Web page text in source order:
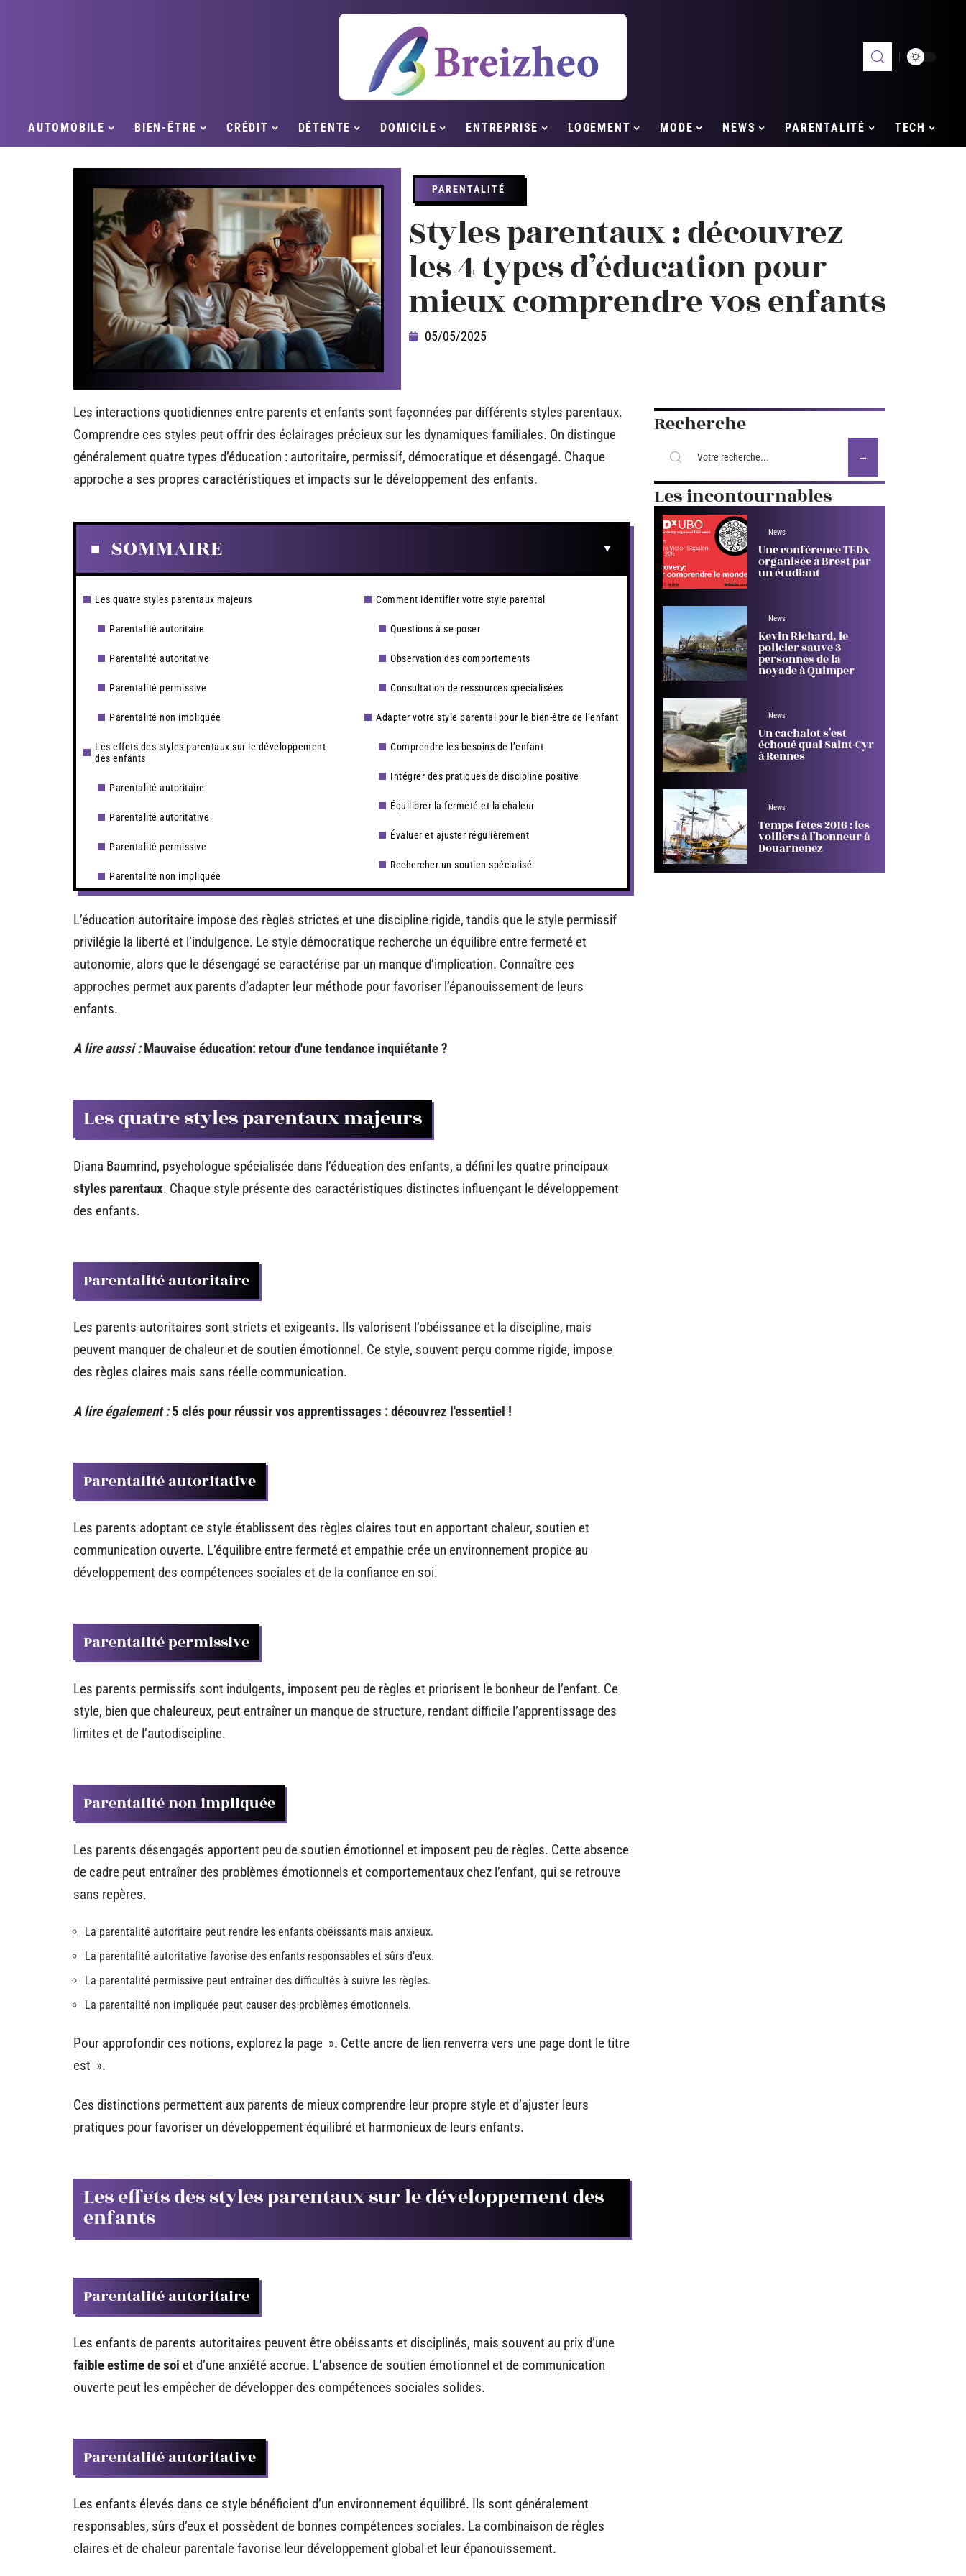
AUTOMOBILE BIEN-ÊTRE CRÉDIT DÉTENTE DOMICILE ENTREPRISE LOGEMENT MODE NEWS PARENTALITÉ TECH
PARENTALITÉ
Styles parentaux : découvrez
les 4 types d’éducation pour
mieux comprendre vos enfants
05/05/2025
Les interactions quotidiennes entre parents et enfants sont façonnées par différents styles parentaux.
Comprendre ces styles peut offrir des éclairages précieux sur les dynamiques familiales. On distingue
généralement quatre types d’éducation : autoritaire, permissif, démocratique et désengagé. Chaque
approche a ses propres caractéristiques et impacts sur le développement des enfants.
SOMMAIRE
Les quatre styles parentaux majeurs
Parentalité autoritaire
Parentalité autoritative
Parentalité permissive
Parentalité non impliquée
Les effets des styles parentaux sur le développement
des enfants
Parentalité autoritaire
Parentalité autoritative
Parentalité permissive
Parentalité non impliquée
Comment identifier votre style parental
Questions à se poser
Observation des comportements
Consultation de ressources spécialisées
Adapter votre style parental pour le bien-être de l’enfant
Comprendre les besoins de l’enfant
Intégrer des pratiques de discipline positive
Équilibrer la fermeté et la chaleur
Évaluer et ajuster régulièrement
Rechercher un soutien spécialisé
L’éducation autoritaire impose des règles strictes et une discipline rigide, tandis que le style permissif
privilégie la liberté et l’indulgence. Le style démocratique recherche un équilibre entre fermeté et
autonomie, alors que le désengagé se caractérise par un manque d’implication. Connaître ces
approches permet aux parents d’adapter leur méthode pour favoriser l’épanouissement de leurs
enfants.
A lire aussi : Mauvaise éducation: retour d'une tendance inquiétante ?
Les quatre styles parentaux majeurs
Diana Baumrind, psychologue spécialisée dans l’éducation des enfants, a défini les quatre principaux
styles parentaux. Chaque style présente des caractéristiques distinctes influençant le développement
des enfants.
Parentalité autoritaire
Les parents autoritaires sont stricts et exigeants. Ils valorisent l’obéissance et la discipline, mais
peuvent manquer de chaleur et de soutien émotionnel. Ce style, souvent perçu comme rigide, impose
des règles claires mais sans réelle communication.
A lire également : 5 clés pour réussir vos apprentissages : découvrez l'essentiel !
Parentalité autoritative
Les parents adoptant ce style établissent des règles claires tout en apportant chaleur, soutien et
communication ouverte. L’équilibre entre fermeté et empathie crée un environnement propice au
développement des compétences sociales et de la confiance en soi.
Parentalité permissive
Les parents permissifs sont indulgents, imposent peu de règles et priorisent le bonheur de l’enfant. Ce
style, bien que chaleureux, peut entraîner un manque de structure, rendant difficile l’apprentissage des
limites et de l’autodiscipline.
Parentalité non impliquée
Les parents désengagés apportent peu de soutien émotionnel et imposent peu de règles. Cette absence
de cadre peut entraîner des problèmes émotionnels et comportementaux chez l’enfant, qui se retrouve
sans repères.
La parentalité autoritaire peut rendre les enfants obéissants mais anxieux.
La parentalité autoritative favorise des enfants responsables et sûrs d’eux.
La parentalité permissive peut entraîner des difficultés à suivre les règles.
La parentalité non impliquée peut causer des problèmes émotionnels.
Pour approfondir ces notions, explorez la page ». Cette ancre de lien renverra vers une page dont le titre
est ».
Ces distinctions permettent aux parents de mieux comprendre leur propre style et d’ajuster leurs
pratiques pour favoriser un développement équilibré et harmonieux de leurs enfants.
Les effets des styles parentaux sur le développement des
enfants
Parentalité autoritaire
Les enfants de parents autoritaires peuvent être obéissants et disciplinés, mais souvent au prix d’une
faible estime de soi et d’une anxiété accrue. L’absence de soutien émotionnel et de communication
ouverte peut les empêcher de développer des compétences sociales solides.
Parentalité autoritative
Les enfants élevés dans ce style bénéficient d’un environnement équilibré. Ils sont généralement
responsables, sûrs d’eux et possèdent de bonnes compétences sociales. La combinaison de règles
claires et de chaleur parentale favorise leur développement global et leur épanouissement.
Recherche
Les incontournables
News
Une conférence TEDx
organisée à Brest par
un étudiant
News
Kevin Richard, le
policier sauve 3
personnes de la
noyade à Quimper
News
Un cachalot s’est
échoué quai Saint-Cyr
à Rennes
News
Temps fêtes 2016 : les
voiliers à l’honneur à
Douarnenez